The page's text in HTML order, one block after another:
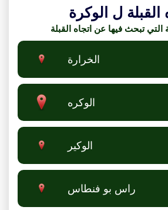
القبلة ل الوكرة
التي تبحث فيها عن اتجاه القبلة
الخرارة
الوكره
الوكير
راس بو فنطاس